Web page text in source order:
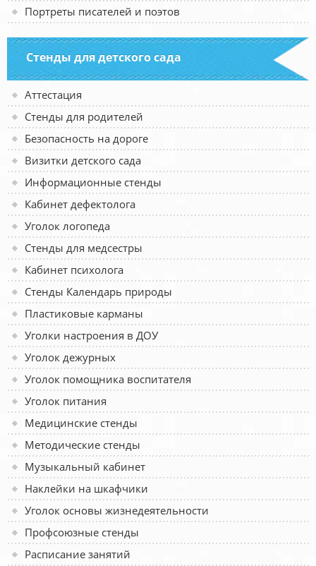
Портреты писателей и поэтов
Стенды для детского сада
Аттестация
Стенды для родителей
Безопасность на дороге
Визитки детского сада
Информационные стенды
Кабинет дефектолога
Уголок логопеда
Стенды для медсестры
Кабинет психолога
Стенды Календарь природы
Пластиковые карманы
Уголки настроения в ДОУ
Уголок дежурных
Уголок помощника воспитателя
Уголок питания
Медицинские стенды
Методические стенды
Музыкальный кабинет
Наклейки на шкафчики
Уголок основы жизнедеятельности
Профсоюзные стенды
Расписание занятий